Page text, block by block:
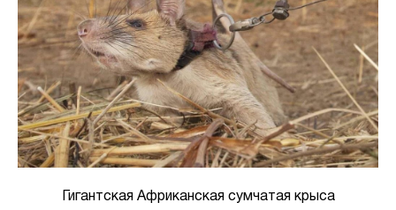
Гигантская Африканская сумчатая крыса